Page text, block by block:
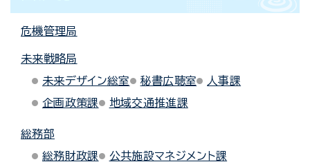
危機管理局
未来戦略局
未来デザイン総室
秘書広聴室
人事課
企画政策課
地域交通推進課
総務部
総務財政課
公共施設マネジメント課